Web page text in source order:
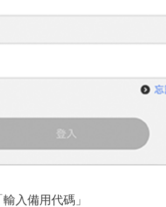
入備用代碼」